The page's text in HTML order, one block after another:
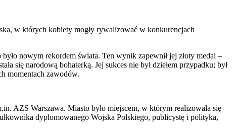
w których kobiety mogły rywalizować w konkurencjach
nowym rekordem świata. Ten wynik zapewnił jej złoty medal –
się narodową bohaterką. Jej sukces nie był dziełem przypadku; był
momentach zawodów.
AZS Warszawa. Miasto było miejscem, w którym realizowała się
dyplomowanego Wojska Polskiego, publicystę i polityka,